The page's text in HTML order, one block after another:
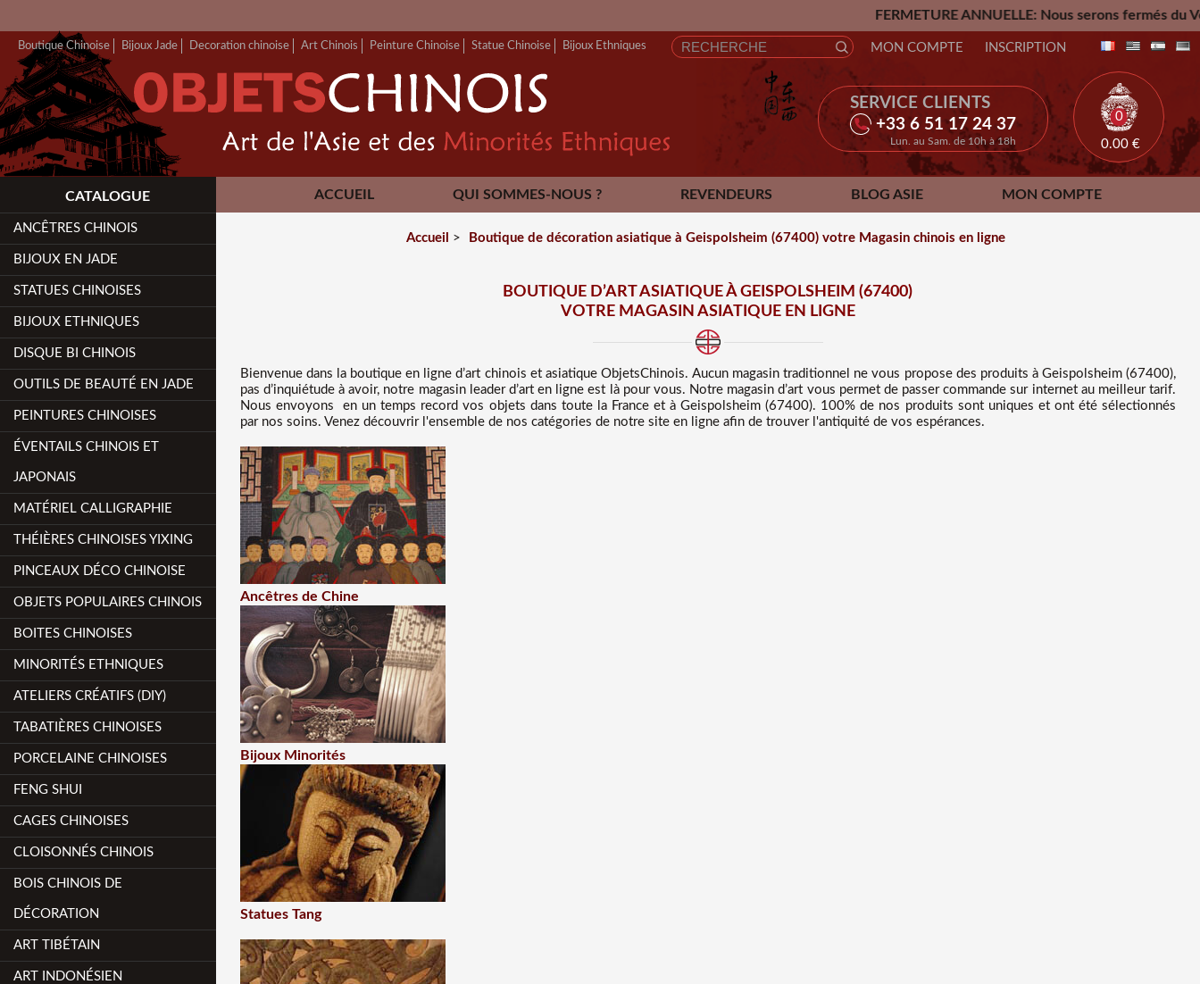
FERMETURE ANNUELLE: Nous serons fermés du Vendredi 24
Boutique Chinoise Bijoux Jade Decoration chinoise Art Chinois Peinture Chinoise Statue Chinoise Bijoux Ethniques
SERVICE CLIENTS
+33 6 51 17 24 37
Lun. au Sam. de 10h à 18h
MON COMPTE INSCRIPTION
0
0.00 €
ACCUEIL QUI SOMMES-NOUS ? REVENDEURS BLOG ASIE MON COMPTE
CONTACT
CATALOGUE
ANCÊTRES CHINOIS
BIJOUX EN JADE
STATUES CHINOISES
BIJOUX ETHNIQUES
DISQUE BI CHINOIS
OUTILS DE BEAUTÉ EN JADE
PEINTURES CHINOISES
ÉVENTAILS CHINOIS ET
JAPONAIS
MATÉRIEL CALLIGRAPHIE
THÉIÈRES CHINOISES YIXING
PINCEAUX DÉCO CHINOISE
OBJETS POPULAIRES CHINOIS
BOITES CHINOISES
MINORITÉS ETHNIQUES
ATELIERS CRÉATIFS (DIY)
TABATIÈRES CHINOISES
PORCELAINE CHINOISES
FENG SHUI
CAGES CHINOISES
CLOISONNÉS CHINOIS
BOIS CHINOIS DE
DÉCORATION
ART TIBÉTAIN
ART INDONÉSIEN
Accueil > Boutique de décoration asiatique à Geispolsheim (67400) votre Magasin chinois en ligne
BOUTIQUE D’ART ASIATIQUE À GEISPOLSHEIM (67400)
VOTRE MAGASIN ASIATIQUE EN LIGNE
Bienvenue dans la boutique en ligne d’art chinois et asiatique ObjetsChinois. Aucun magasin traditionnel ne vous propose des produits à Geispolsheim (67400),
pas d’inquiétude à avoir, notre magasin leader d’art en ligne est là pour vous. Notre magasin d’art vous permet de passer commande sur internet au meilleur tarif.
Nous envoyons en un temps record vos objets dans toute la France et à Geispolsheim (67400). 100% de nos produits sont uniques et ont été sélectionnés
par nos soins. Venez découvrir l'ensemble de nos catégories de notre site en ligne afin de trouver l'antiquité de vos espérances.
Ancêtres de Chine
Bijoux Minorités
Statues Tang